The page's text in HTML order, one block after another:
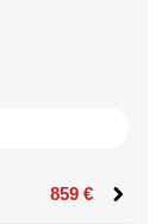
859 €